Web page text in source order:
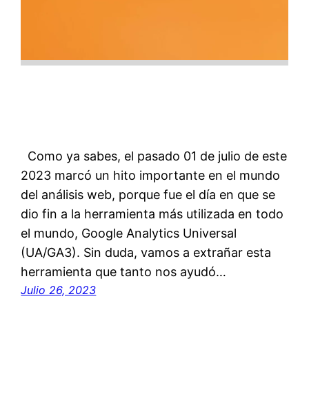
Como ya sabes, el pasado 01 de julio de este
2023 marcó un hito importante en el mundo
del análisis web, porque fue el día en que se
dio fin a la herramienta más utilizada en todo
el mundo, Google Analytics Universal
(UA/GA3). Sin duda, vamos a extrañar esta
herramienta que tanto nos ayudó…
Julio 26, 2023